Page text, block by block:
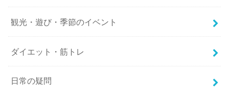
観光・遊び・季節のイベント
ダイエット・筋トレ
日常の疑問